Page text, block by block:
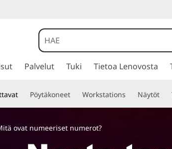
Palvelut Tuki Tietoa Lenovosta
Pöytäkoneet Workstations Näytöt
ovat numeeriset numerot?